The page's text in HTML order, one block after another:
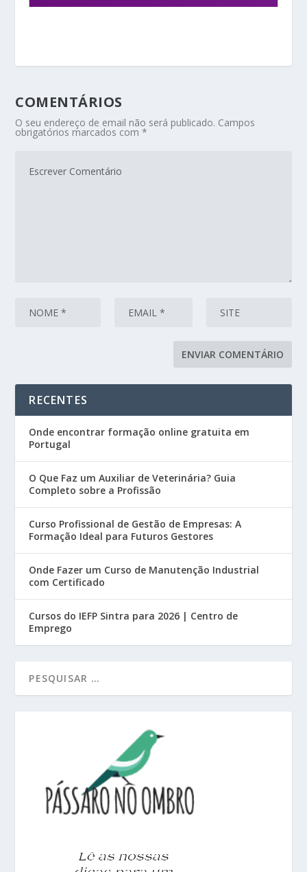
COMENTÁRIOS
O seu endereço de email não será publicado. Campos
obrigatórios marcados com*
RECENTES
Onde encontrar formação online gratuita em
Portugal
O Que Faz um Auxiliar de Veterinária? Guia
Completo sobre a Profissão
Curso Profissional de Gestão de Empresas: A
Formação Ideal para Futuros Gestores
Onde Fazer um Curso de Manutenção Industrial
com Certificado
Cursos do IEFP Sintra para 2026 | Centro de
Emprego